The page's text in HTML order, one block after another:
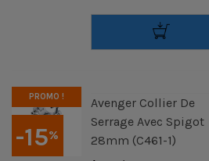
-15%
PROMO !
Avenger Collier De
Serrage Avec Spigot
28mm (C461-1)